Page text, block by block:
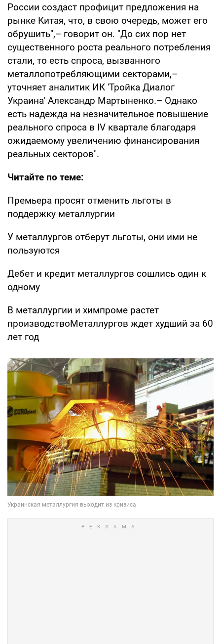
России создаст профицит предложения на
рынке Китая, что, в свою очередь, может его
обрушить",– говорит он. "До сих пор нет
существенного роста реального потребления
стали, то есть спроса, вызванного
металлопотребляющими секторами,–
уточняет аналитик ИК 'Тройка Диалог
Украина' Александр Мартыненко.– Однако
есть надежда на незначительное повышение
реального спроса в IV квартале благодаря
ожидаемому увеличению финансирования
реальных секторов".
Читайте по теме:
Премьера просят отменить льготы в
поддержку металлургии
У металлургов отберут льготы, они ими не
пользуются
Дебет и кредит металлургов сошлись один к
одному
В металлургии и химпроме растет
производствоМеталлургов ждет худший за 60
лет год